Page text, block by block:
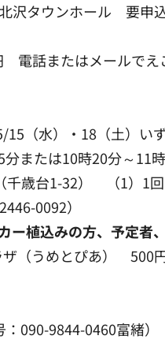
タウンホール 要申
またはメールでえ
15（水）・18（土）
分または10時20分～
歳台1-32） （1）1
0092）
植込みの方、予定者、
（うめとぴあ） 500
090-9844-0460富緒）